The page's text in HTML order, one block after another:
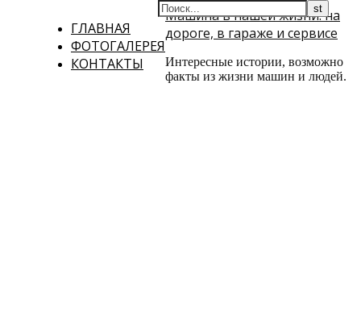
ГЛАВНАЯ
ФОТОГАЛЕРЕЯ
КОНТАКТЫ
Машина в нашей жизни: на
дороге, в гараже и сервисе
Интересные истории, возможно
факты из жизни машин и людей.